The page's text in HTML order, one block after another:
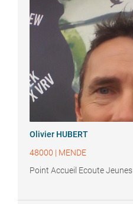
Olivier HUBERT
48000 | MENDE
Point Accueil Ecoute Jeunes